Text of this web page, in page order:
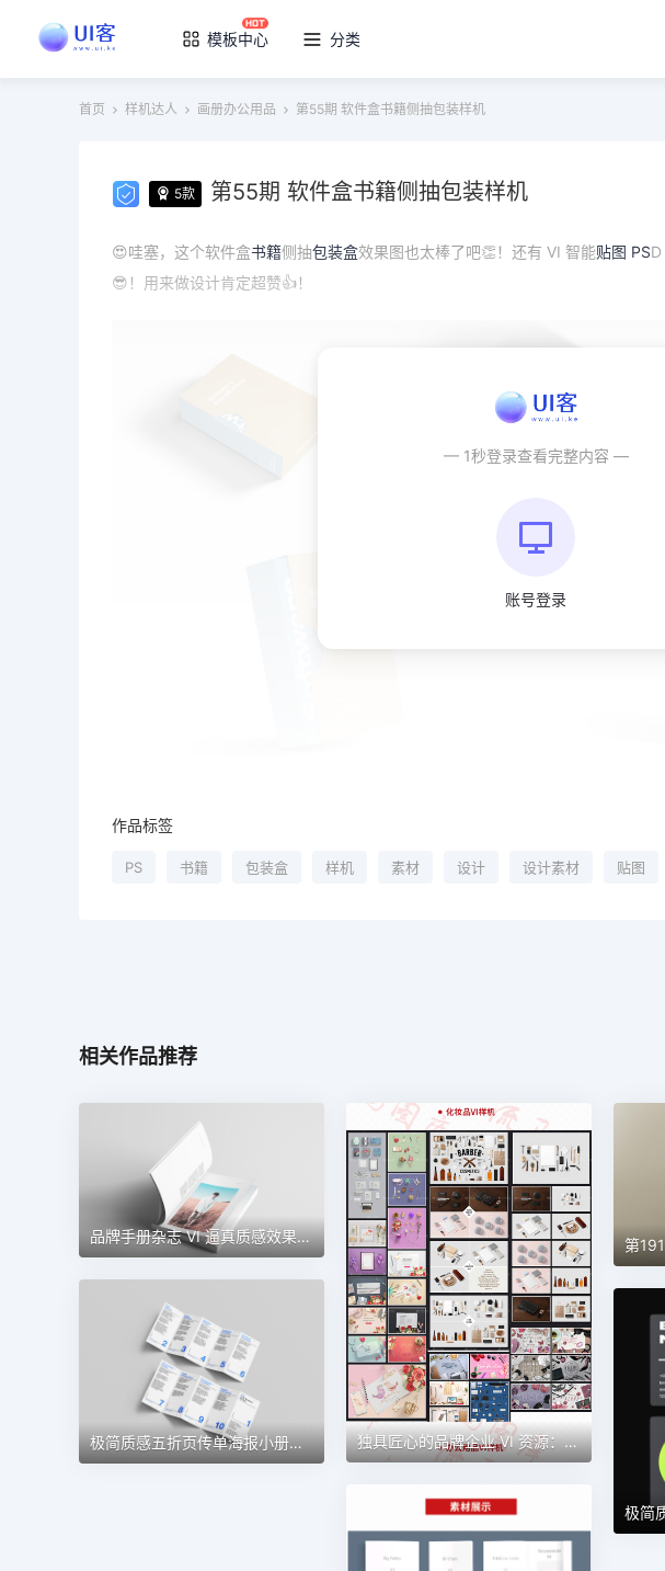
模板中心 分类
首页 样机达人 画册办公用品 第55期 软件盒书籍侧抽包装样机
5款 第55期 软件盒书籍侧抽包装样机
😍哇塞，这个软件盒书籍侧抽包装盒效果图也太棒了吧👏！还有 VI 智能贴图 PSD
😎！用来做设计肯定超赞👍！
— 1秒登录查看完整内容 —
账号登录
作品标签
PS 书籍 包装盒 样机 素材 设计 设计素材 贴图
相关作品推荐
品牌手册杂志 VI 逼真质感效果图 PSD 样机素材
独具匠心的品牌企业 VI 资源：PSD 分层素材，智能贴图塑造个性 LOGO 包装
极简质感五折页传单海报小册子样机贴图 第172期